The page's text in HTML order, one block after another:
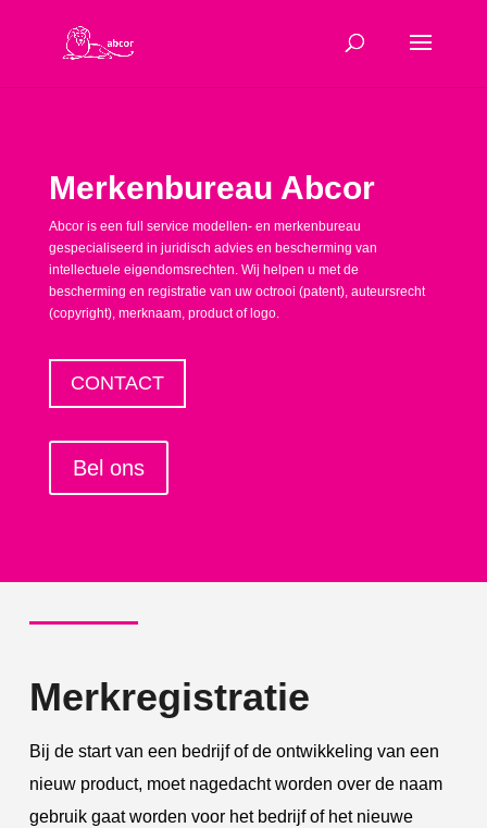
Merkenbureau Abcor
Abcor is een full service modellen- en merkenbureau
gespecialiseerd in juridisch advies en bescherming van
intellectuele eigendomsrechten. Wij helpen u met de
bescherming en registratie van uw octrooi (patent), auteursrecht
(copyright), merknaam, product of logo.
CONTACT
Bel ons
Merkregistratie
Bij de start van een bedrijf of de ontwikkeling van een
nieuw product, moet nagedacht worden over de naam
gebruik gaat worden voor het bedrijf of het nieuwe